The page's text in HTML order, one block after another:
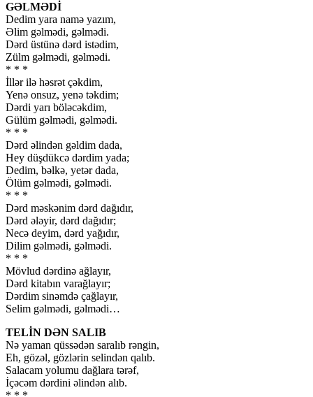
GƏLMƏDİ
Dedim yara namə yazım,
Əlim gəlmədi, gəlmədi.
Dərd üstünə dərd istədim,
Zülm gəlmədi, gəlmədi.
* * *
İllər ilə həsrət çəkdim,
Yenə onsuz, yenə təkdim;
Dərdi yarı böləcəkdim,
Gülüm gəlmədi, gəlmədi.
* * *
Dərd əlindən gəldim dada,
Hey düşdükcə dərdim yada;
Dedim, bəlkə, yetər dada,
Ölüm gəlmədi, gəlmədi.
* * *
Dərd məskənim dərd dağıdır,
Dərd ələyir, dərd dağıdır;
Necə deyim, dərd yağıdır,
Dilim gəlmədi, gəlmədi.
* * *
Mövlud dərdinə ağlayır,
Dərd kitabın varağlayır;
Dərdim sinəmdə çağlayır,
Selim gəlmədi, gəlmədi…
TELİN DƏN SALIB
Nə yaman qüssədən saralıb rəngin,
Eh, gözəl, gözlərin selindən qalıb.
Salacam yolumu dağlara tərəf,
İçəcəm dərdini əlindən alıb.